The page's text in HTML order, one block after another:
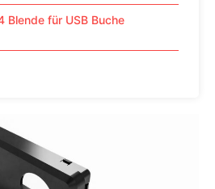
Blende für USB Buche